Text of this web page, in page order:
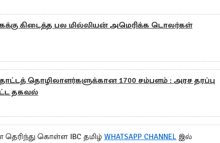
கிடைத்த பல மில்லியன் அமெரிக்க டொலர்கள்
தொழிலாளர்களுக்கான 1700 சம்பளம் : அரச தரப்பு
தகவல்
கொள்ள IBC தமிழ் WHATSAPP CHANNEL இல்